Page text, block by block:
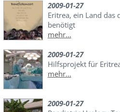
2009-01-27
Eritrea, ein Land das
benötigt
mehr...
2009-01-27
Hilfsprojekt für
mehr...
2009-01-27